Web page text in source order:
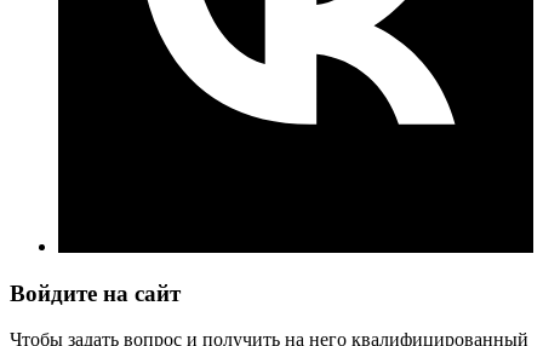
Войдите на сайт
Чтобы задать вопрос и получить на него квалифицированный